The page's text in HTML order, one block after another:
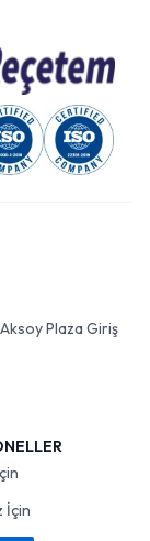
Plaza Giriş
İçin